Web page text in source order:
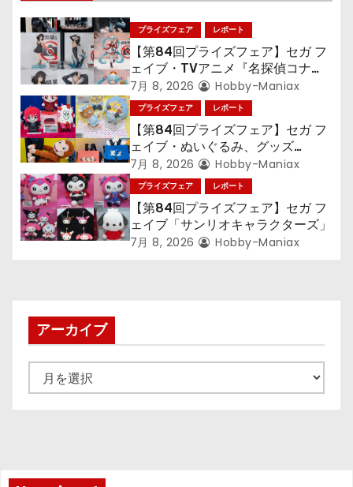
ゲ
ー
シ
ョ
ン
プライズフェア レポート
【第84回プライズフェア】セガ フ
ェイブ・TVアニメ『名探偵コナ
ン』TVアニメ『呪術廻戦』『〈物
語〉シリーズ』「初音ミク」
7月 8, 2026 Hobby-Maniax
プライズフェア レポート
【第84回プライズフェア】セガ フ
ェイブ・ぬいぐるみ、グッズ
『LiSA』『ミニオン』『おさるの
ジョージ』『ポケットモンスター』
7月 8, 2026 Hobby-Maniax
プライズフェア レポート
【第84回プライズフェア】セガ フ
ェイブ「サンリオキャラクターズ」
7月 8, 2026 Hobby-Maniax
アーカイブ
ー